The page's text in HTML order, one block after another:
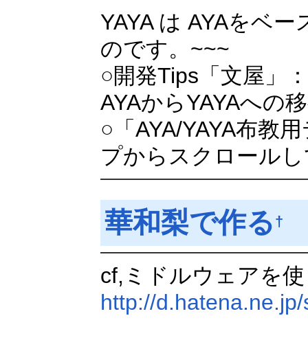
YAYA は AYAをベ
のです。~~~
○開発Tips「文屋」
AYAからYAYAへの
○「AYA/YAYA布教
プからスクロール
華和梨で作る †
cf,ミドルウェアを
http://